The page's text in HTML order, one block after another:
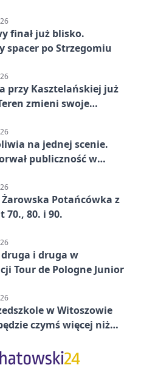
finał już blisko.
spacer po Strzegomiu
przy Kasztelańskiej już
zmieni swoje
na jednej scenie.
publiczność w
Żarowska Potańcówka z
80. i 90.
druga i druga w
Tour de Pologne Junior
w Witoszowie
czymś więcej niż